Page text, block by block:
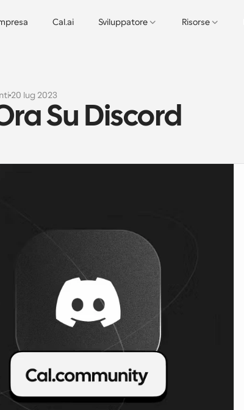
Cal.ai Sviluppatore Risorse
20 lug 2023
Su Discord